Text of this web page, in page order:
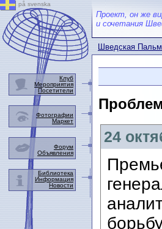
Проект, он же
и сочетания
Шведская
24
på svenska
Клуб
Мероприятия
Посетители
Фотографии
Маркет
Форум
Объявления
Библиотека
Информация
Новости